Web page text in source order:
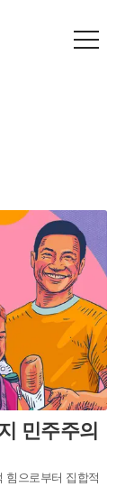
민주주의
힘으로부터 집합적